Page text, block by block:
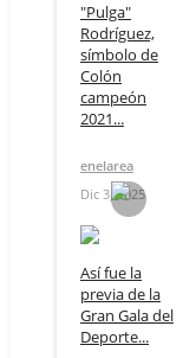
"Pulga"
Rodríguez,
símbolo de
Colón
campeón
2021...
enelarea
Dic 3, 2025
Así fue la
previa de la
Gran Gala del
Deporte...